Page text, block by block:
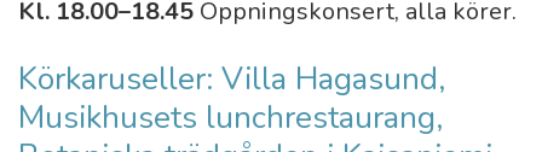
Kl. 18.00–18.45 Öppningskonsert, alla körer.
Körkaruseller: Villa Hagasund,
Musikhusets lunchrestaurang,